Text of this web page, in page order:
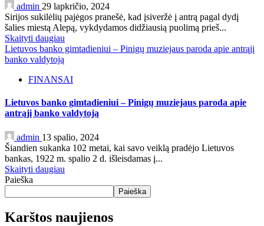
admin 29 lapkričio, 2024
Sirijos sukilėlių pajėgos pranešė, kad įsiveržė į antrą pagal dydį
šalies miestą Alepą, vykdydamos didžiausią puolimą prieš...
Skaityti daugiau
Lietuvos banko gimtadieniui – Pinigų muziejaus paroda apie antrąjį
banko valdytoją
FINANSAI
Lietuvos banko gimtadieniui – Pinigų muziejaus paroda apie
antrąjį banko valdytoją
admin 13 spalio, 2024
Šiandien sukanka 102 metai, kai savo veiklą pradėjo Lietuvos
bankas, 1922 m. spalio 2 d. išleisdamas į...
Skaityti daugiau
Paieška
Paieška
Karštos naujienos